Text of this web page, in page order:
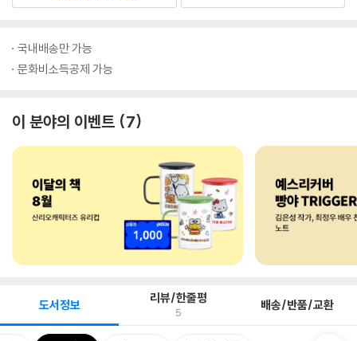
국내배송만 가능
문화비소득공제 가능
이 분야의 이벤트 7
도서정보 리뷰/한줄평
5 배송/반품/교환